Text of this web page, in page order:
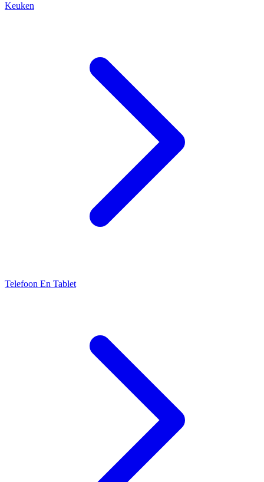
Keuken
Telefoon En Tablet